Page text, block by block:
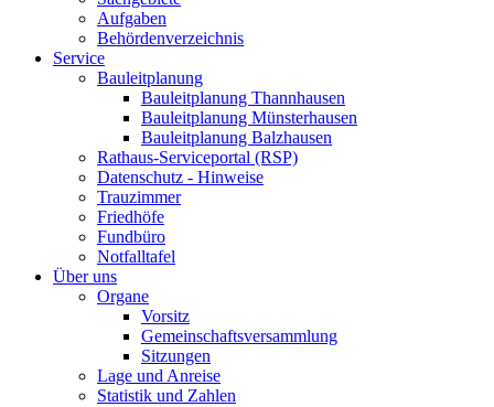
Aufgaben
Behördenverzeichnis
Service
Bauleitplanung
Bauleitplanung Thannhausen
Bauleitplanung Münsterhausen
Bauleitplanung Balzhausen
Rathaus-Serviceportal (RSP)
Datenschutz - Hinweise
Trauzimmer
Friedhöfe
Fundbüro
Notfalltafel
Über uns
Organe
Vorsitz
Gemeinschaftsversammlung
Sitzungen
Lage und Anreise
Statistik und Zahlen